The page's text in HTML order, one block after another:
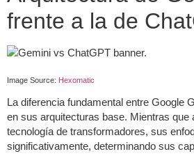
frente a la de
Image Source: Hexomatic
La diferencia fundamental entre Google
en sus arquitecturas base. Mientras que
tecnología de transformadores, sus
significativamente, determinando sus